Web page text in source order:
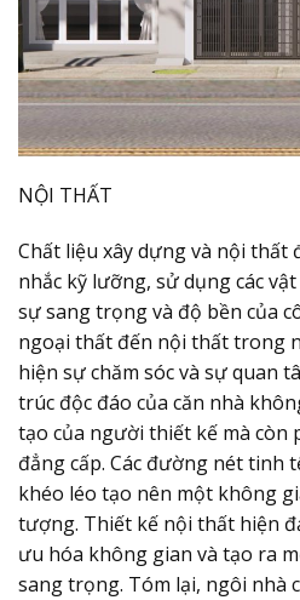
NỘI THẤT
Chất liệu xây dựng và nội thất
nhắc kỹ lưỡng, sử dụng các
sự sang trọng và độ bền của
ngoại thất đến nội thất trong
hiện sự chăm sóc và sự quan
trúc độc đáo của căn nhà
tạo của người thiết kế mà còn
đẳng cấp. Các đường nét tinh
khéo léo tạo nên một không
tượng. Thiết kế nội thất hiện
ưu hóa không gian và tạo ra
sang trọng. Tóm lại, ngôi nhà